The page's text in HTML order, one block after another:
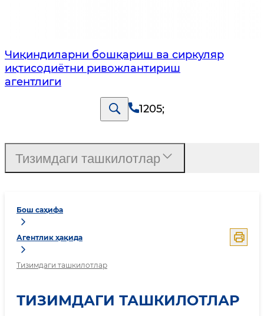
Чиқиндиларни бошқариш ва сиркуляр
иқтисодиётни ривожлантириш
агентлиги
1205;
Бош саҳифа
Агентлик ҳақида
Тизимдаги ташкилотлар
ТИЗИМДАГИ ТАШКИЛОТЛАР
Тизимдаги ташкилотлар